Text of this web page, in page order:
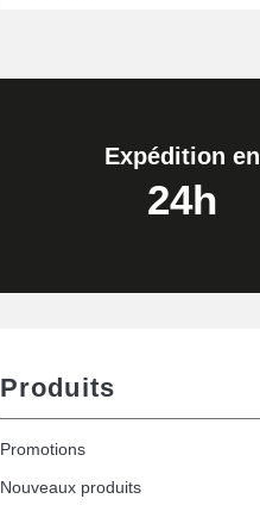
Expédition en
24h
Produits
Promotions
Nouveaux produits